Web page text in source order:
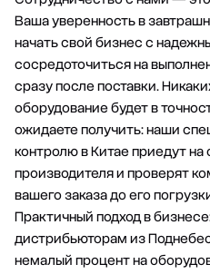
Ваша уверенность в
начать свой бизнес с
сосредоточиться на
сразу после поставки.
оборудование будет в
ожидаете получить: наши
контролю в Китае приедут на
производителя и проверят
вашего заказа до его
Практичный подход в
дистрибьюторам из
немалый процент на